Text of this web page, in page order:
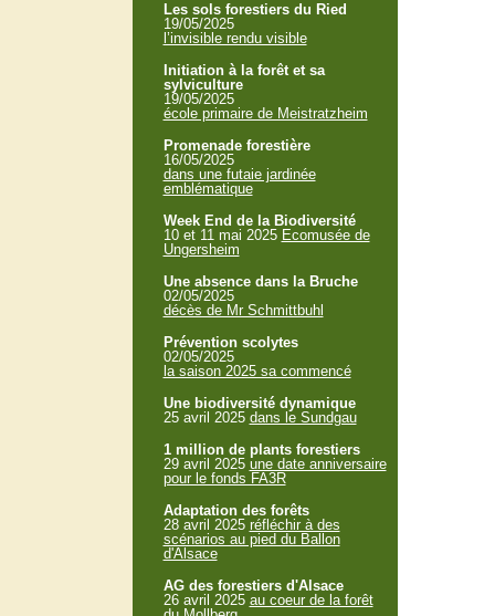
Les sols forestiers du Ried
19/05/2025
l’invisible rendu visible
Initiation à la forêt et sa
sylviculture
19/05/2025
école primaire de Meistratzheim
Promenade forestière
16/05/2025
dans une futaie jardinée
emblématique
Week End de la Biodiversité
10 et 11 mai 2025 Ecomusée de
Ungersheim
Une absence dans la Bruche
02/05/2025
décès de Mr Schmittbuhl
Prévention scolytes
02/05/2025
la saison 2025 sa commencé
Une biodiversité dynamique
25 avril 2025 dans le Sundgau
1 million de plants forestiers
29 avril 2025 une date anniversaire
pour le fonds FA3R
Adaptation des forêts
28 avril 2025 réfléchir à des
scénarios au pied du Ballon
d'Alsace
AG des forestiers d'Alsace
26 avril 2025 au coeur de la forêt